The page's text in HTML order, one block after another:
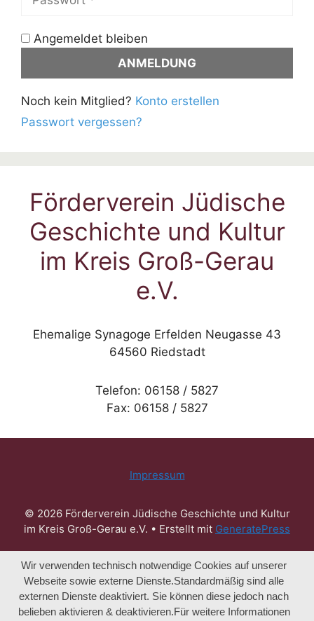
Angemeldet bleiben
Noch kein Mitglied? Konto erstellen
Passwort vergessen?
Förderverein Jüdische
Geschichte und Kultur
im Kreis Groß-Gerau
e.V.
Ehemalige Synagoge Erfelden Neugasse 43
64560 Riedstadt
Telefon: 06158 / 5827
Fax: 06158 / 5827
Impressum
© 2026 Förderverein Jüdische Geschichte und Kultur
im Kreis Groß-Gerau e.V. • Erstellt mit GeneratePress
Wir verwenden technisch notwendige Cookies auf unserer
Webseite sowie externe Dienste.Standardmäßig sind alle
externen Dienste deaktiviert. Sie können diese jedoch nach
belieben aktivieren & deaktivieren.Für weitere Informationen